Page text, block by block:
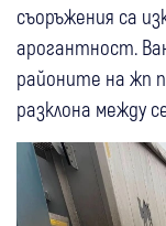
съоръжения са
арогантност.
районите на жп
разклона между